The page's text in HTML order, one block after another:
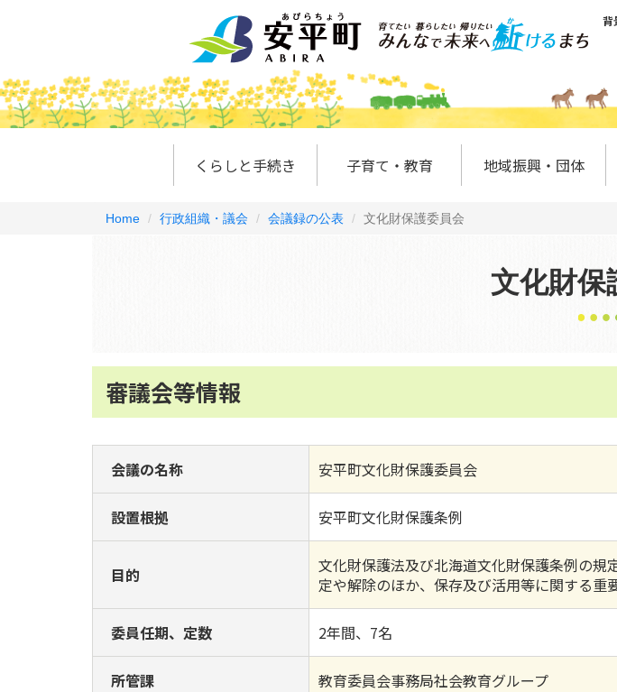
背
くらしと手続き 子育て・教育 地域振興・団体
Home 行政組織・議会 会議録の公表 文化財保護委員会
文化財保
審議会等情報
会議の名称 安平町文化財保護委員会
設置根拠 安平町文化財保護条例
目的
文化財保護法及び北海道文化財保護条例の
定や解除のほか、保存及び活用等に関する重
委員任期、定数 2年間、7名
所管課 教育委員会事務局社会教育グループ